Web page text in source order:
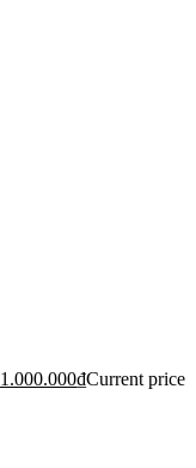
1.000.000₫Current price